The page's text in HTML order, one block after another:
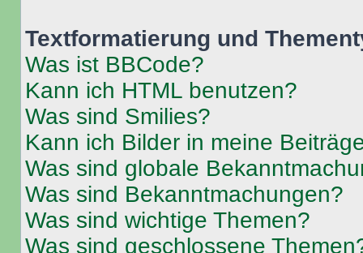
Textformatierung und
Was ist BBCode?
Kann ich HTML benutzen?
Was sind Smilies?
Kann ich Bilder in meine
Was sind globale
Was sind Bekanntmachungen?
Was sind wichtige Themen?
Was sind geschlossene